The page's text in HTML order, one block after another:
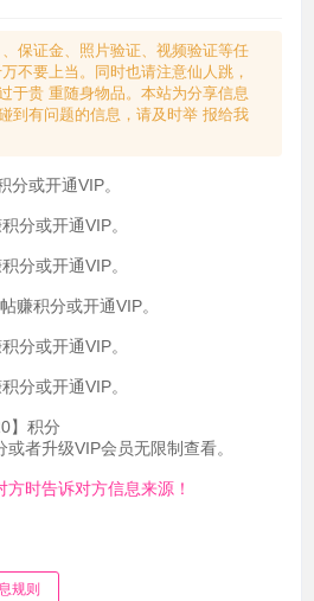
保证金、照片验证、视频验证等任
不要上当。同时也请注意仙人跳，
于贵 重随身物品。本站为分享信息
到有问题的信息，请及时举 报给我
分或开通VIP。
分或开通VIP。
分或开通VIP。
赚积分或开通VIP。
分或开通VIP。
分或开通VIP。
】积分
者升级VIP会员无限制查看。
时告诉对方信息来源！
规则